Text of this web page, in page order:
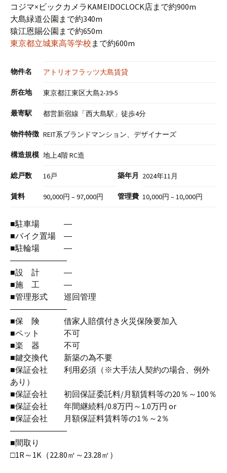
コジマ×ビックカメラKAMEIDOCLOCK店まで約900m
大島緑道公園まで約340m
猿江恩賜公園まで約650m
東京都立城東高等学校 まで約600m
物件名 アトリオフラッツ大島賃貸
所在地 東京都江東区大島2-39-5
最寄駅 都営新宿線「西大島駅」徒歩4分
物件特徴 REIT系ブランドマンション、デザイナーズ
構造規模 地上4階 RC造
総戸数 16戸 築年月 2024年11月
賃料 90,000円 – 97,000円 管理費 10,000円 – 10,000円
■駐車場 ―
■バイク置場 ―
■駐輪場 ―
―――――――
■設 計 ―
■施 工 ―
■管理形式 巡回管理
―――――――
■保 険 借家人賠償付き火災保険要加入
■ペット 不可
■楽 器 不可
■鍵交換代 新築の為不要
■保証会社 利用必須（※大手法人契約の場合、例外
あり）
■保証会社 初回保証委託料/月額賃料等の20％～100％
■保証会社 年間継続料/0.8万円～1.0万円 or
■保証会社 月額保証料賃料等の1％～2％
―――――――
■間取り
□1R～1K（22.80㎡～23.28㎡）